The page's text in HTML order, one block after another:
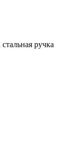
ручка